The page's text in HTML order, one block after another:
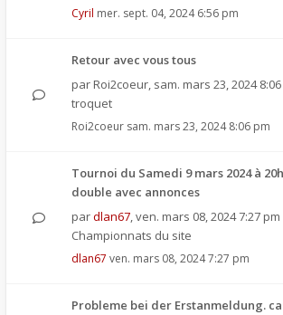
Cyril mer. sept. 04, 2024 6:56 pm
Retour avec vous tous
par Roi2coeur, sam. mars 23, 2024
troquet
Roi2coeur sam. mars 23, 2024 8:06 pm
Tournoi du Samedi 9 mars 2024 à
double avec annonces
pardlan67,ven. mars 08, 2024 7:27 pm
Championnats du site
dlan67 ven. mars 08, 2024 7:27 pm
Probleme bei der Erstanmeldung.